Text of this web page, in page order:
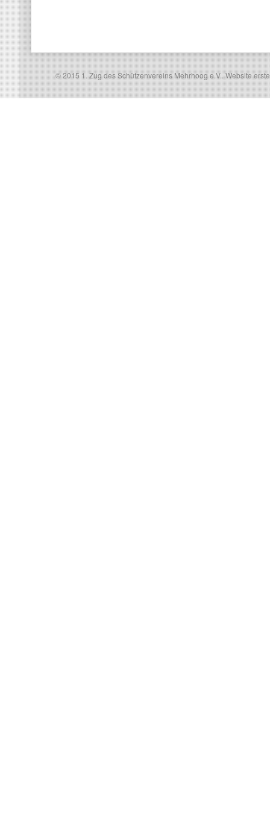
© 2015 1. Zug des Schützenvereins Mehrhoog e.V..Website